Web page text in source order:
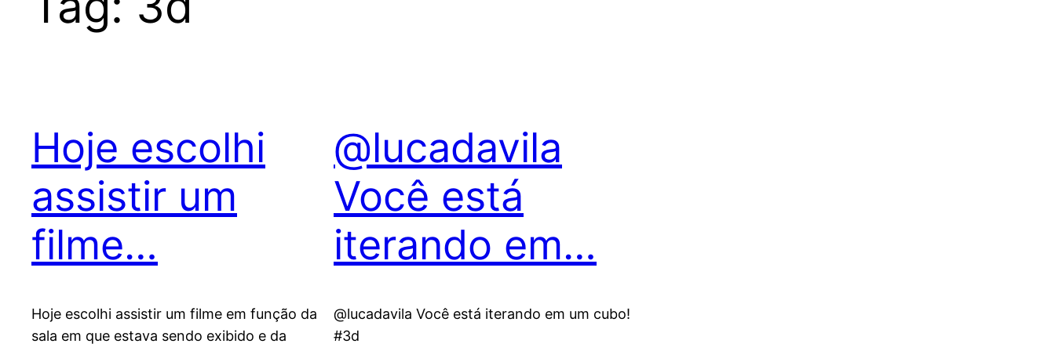
Hoje escolhi
assistir um
filme…
Hoje escolhi assistir um filme em função da
sala em que estava sendo exibido e da
@lucadavila
Você está
iterando em…
@lucadavila Você está iterando em um cubo!
#3d